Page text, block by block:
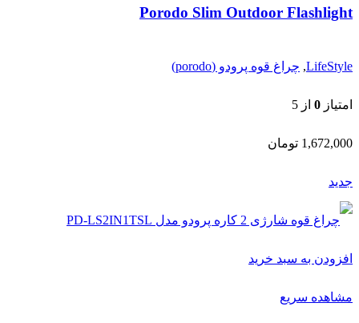
Porodo Slim Outdoor Flashlight
LifeStyle
, چراغ قوه پرودو (porodo)
امتیاز 0 از 5
1,672,000 تومان
جدید
افزودن به سبد خرید
مشاهده سریع